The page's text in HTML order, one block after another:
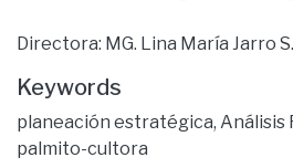
Directora: MG. Lina María Jarro S.
Keywords
planeación estratégica, Análisis
palmito-cultora